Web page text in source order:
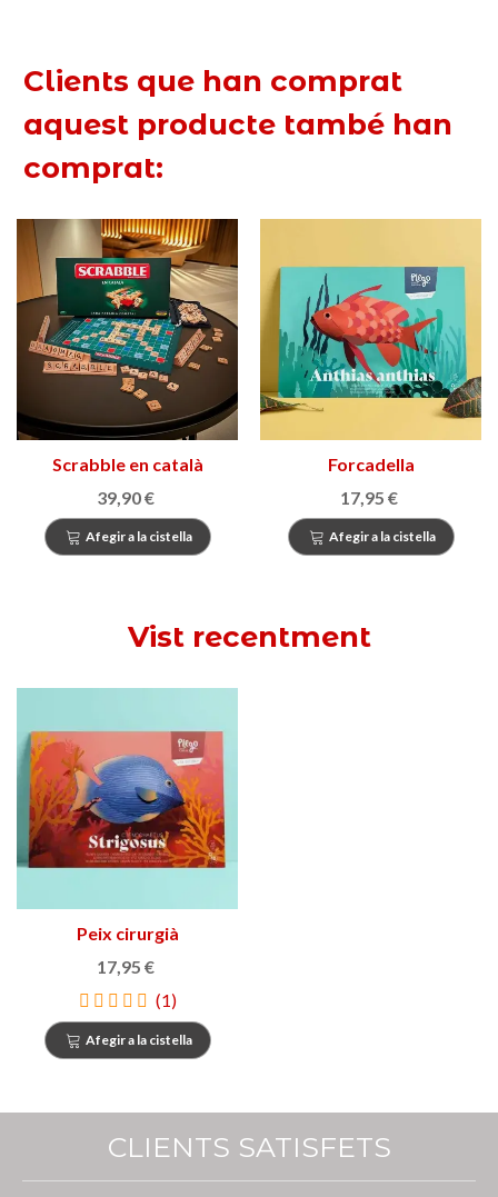
Clients que han comprat
aquest producte també han
comprat:
Scrabble en català
39,90 €
Afegir a la cistella
Forcadella
17,95 €
Afegir a la cistella
Vist recentment
Peix cirurgià
17,95 €
(1)
Afegir a la cistella
CLIENTS SATISFETS